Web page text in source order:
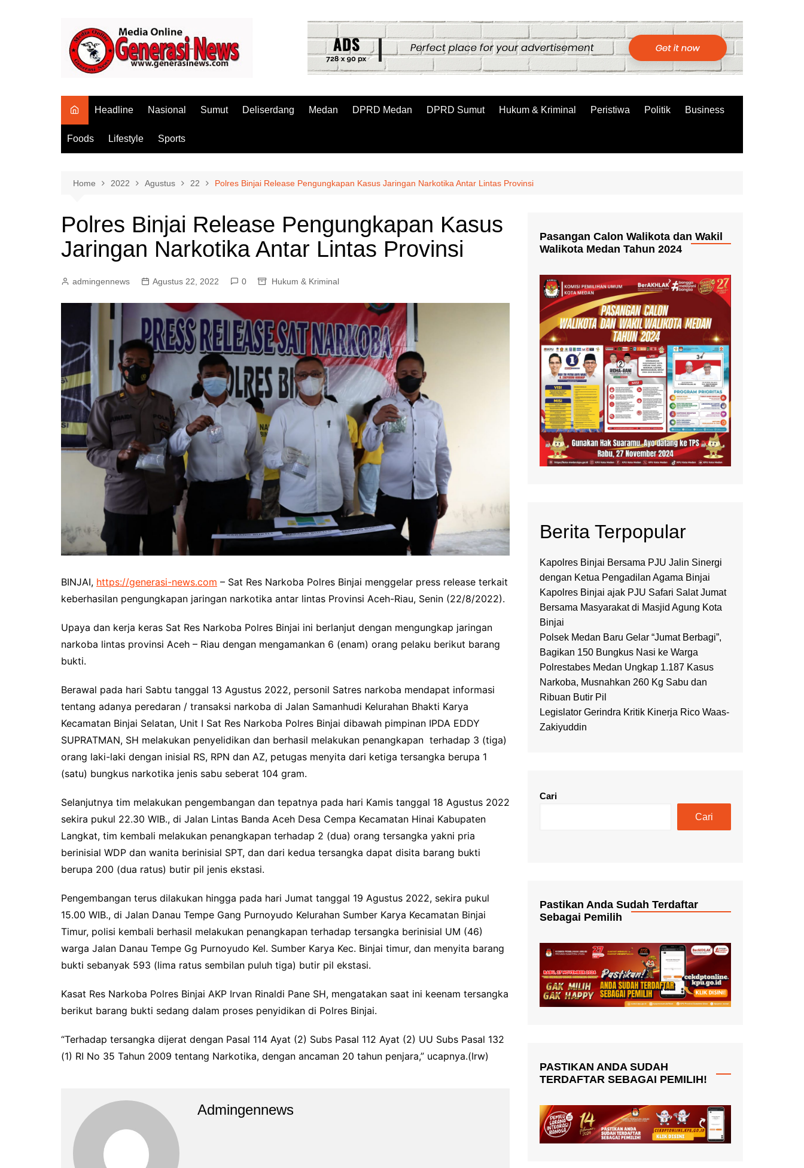
Headline Nasional Sumut Deliserdang Medan DPRD Medan DPRD Sumut Hukum & Kriminal Peristiwa Politik Business
Foods Lifestyle Sports
Home 2022 Agustus 22 Polres Binjai Release Pengungkapan Kasus Jaringan Narkotika Antar Lintas Provinsi
Polres Binjai Release Pengungkapan Kasus
Jaringan Narkotika Antar Lintas Provinsi
admingennews Agustus 22, 2022 0 Hukum & Kriminal
BINJAI, https://generasi-news.com – Sat Res Narkoba Polres Binjai menggelar press release terkait
keberhasilan pengungkapan jaringan narkotika antar lintas Provinsi Aceh-Riau, Senin (22/8/2022).
Upaya dan kerja keras Sat Res Narkoba Polres Binjai ini berlanjut dengan mengungkap jaringan
narkoba lintas provinsi Aceh – Riau dengan mengamankan 6 (enam) orang pelaku berikut barang
bukti.
Berawal pada hari Sabtu tanggal 13 Agustus 2022, personil Satres narkoba mendapat informasi
tentang adanya peredaran / transaksi narkoba di Jalan Samanhudi Kelurahan Bhakti Karya
Kecamatan Binjai Selatan, Unit I Sat Res Narkoba Polres Binjai dibawah pimpinan IPDA EDDY
SUPRATMAN, SH melakukan penyelidikan dan berhasil melakukan penangkapan terhadap 3 (tiga)
orang laki-laki dengan inisial RS, RPN dan AZ, petugas menyita dari ketiga tersangka berupa 1
(satu) bungkus narkotika jenis sabu seberat 104 gram.
Selanjutnya tim melakukan pengembangan dan tepatnya pada hari Kamis tanggal 18 Agustus 2022
sekira pukul 22.30 WIB., di Jalan Lintas Banda Aceh Desa Cempa Kecamatan Hinai Kabupaten
Langkat, tim kembali melakukan penangkapan terhadap 2 (dua) orang tersangka yakni pria
berinisial WDP dan wanita berinisial SPT, dan dari kedua tersangka dapat disita barang bukti
berupa 200 (dua ratus) butir pil jenis ekstasi.
Pengembangan terus dilakukan hingga pada hari Jumat tanggal 19 Agustus 2022, sekira pukul
15.00 WIB., di Jalan Danau Tempe Gang Purnoyudo Kelurahan Sumber Karya Kecamatan Binjai
Timur, polisi kembali berhasil melakukan penangkapan terhadap tersangka berinisial UM (46)
warga Jalan Danau Tempe Gg Purnoyudo Kel. Sumber Karya Kec. Binjai timur, dan menyita barang
bukti sebanyak 593 (lima ratus sembilan puluh tiga) butir pil ekstasi.
Kasat Res Narkoba Polres Binjai AKP Irvan Rinaldi Pane SH, mengatakan saat ini keenam tersangka
berikut barang bukti sedang dalam proses penyidikan di Polres Binjai.
“Terhadap tersangka dijerat dengan Pasal 114 Ayat (2) Subs Pasal 112 Ayat (2) UU Subs Pasal 132
(1) RI No 35 Tahun 2009 tentang Narkotika, dengan ancaman 20 tahun penjara,” ucapnya.(Irw)
Admingennews
Pasangan Calon Walikota dan Wakil
Walikota Medan Tahun 2024
Berita Terpopular
Kapolres Binjai Bersama PJU Jalin Sinergi
dengan Ketua Pengadilan Agama Binjai
Kapolres Binjai ajak PJU Safari Salat Jumat
Bersama Masyarakat di Masjid Agung Kota
Binjai
Polsek Medan Baru Gelar “Jumat Berbagi”,
Bagikan 150 Bungkus Nasi ke Warga
Polrestabes Medan Ungkap 1.187 Kasus
Narkoba, Musnahkan 260 Kg Sabu dan
Ribuan Butir Pil
Legislator Gerindra Kritik Kinerja Rico Waas-
Zakiyuddin
Cari
Cari
Pastikan Anda Sudah Terdaftar
Sebagai Pemilih
PASTIKAN ANDA SUDAH
TERDAFTAR SEBAGAI PEMILIH!